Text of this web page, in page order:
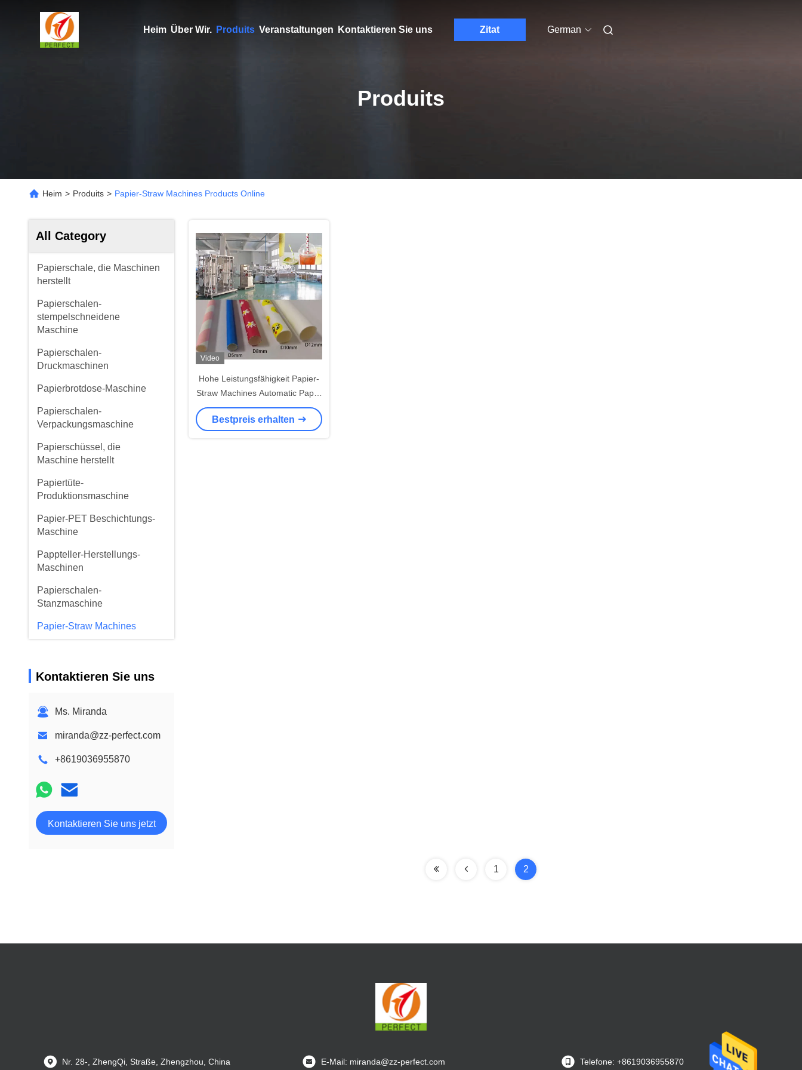
Heim Über Wir. Produits Veranstaltungen Kontaktieren Sie uns Zitat German
Produits
Heim > Produits > Papier-Straw Machines Products Online
All Category
Papierschale, die Maschinen
herstellt
Papierschalen-
stempelschneidene
Maschine
Papierschalen-
Druckmaschinen
Papierbrotdose-Maschine
Papierschalen-
Verpackungsmaschine
Papierschüssel, die
Maschine herstellt
Papiertüte-
Produktionsmaschine
Papier-PET Beschichtungs-
Maschine
Pappteller-Herstellungs-
Maschinen
Papierschalen-
Stanzmaschine
Papier-Straw Machines
Schalen-Deckel-Maschine
Kontaktieren Sie uns
Ms. Miranda
miranda@zz-perfect.com
+8619036955870
Kontaktieren Sie uns jetzt
Video
Hohe Leistungsfähigkeit Papier-
Straw Machines Automatic Paper
Straw, das Maschine herstellt
Bestpreis erhalten
1 2
Nr. 28-, ZhengQi, Straße, Zhengzhou, China E-Mail: miranda@zz-perfect.com Telefone: +8619036955870